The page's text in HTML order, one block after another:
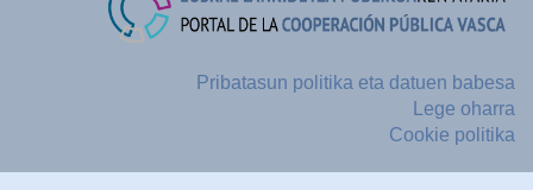
Pribatasun politika eta datuen babesa
Lege oharra
Cookie politika